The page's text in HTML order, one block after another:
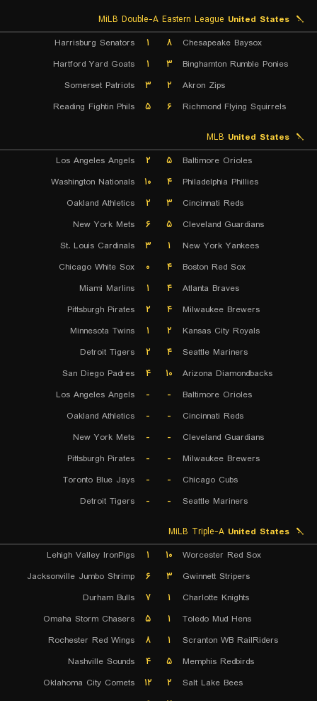
United States
Chesapeake Baysox
۸ ۱
Harrisburg Senators
Binghamton Rumble Ponies
۳ ۱
Hartford Yard Goats
Akron Zips
۲ ۳
Somerset Patriots
Richmond Flying Squirrels
۶ ۵ Reading Fightin Phils
United States
Baltimore Orioles
۵ ۲
Los Angeles Angels
Philadelphia Phillies
۴ ۱۰
Washington Nationals
Cincinnati Reds
۳ ۲
Oakland Athletics
Cleveland Guardians
۵ ۶
New York Mets
New York Yankees
۱ ۳
St. Louis Cardinals
Boston Red Sox
۴ ۰
Chicago White Sox
Atlanta Braves
۴ ۱
Miami Marlins
Milwaukee Brewers
۴ ۲
Pittsburgh Pirates
Kansas City Royals
۲ ۱
Minnesota Twins
Seattle Mariners
۴ ۲
Detroit Tigers
Arizona Diamondbacks
۱۰ ۴
San Diego Padres
Baltimore Orioles
-
-
Los Angeles Angels
Cincinnati Reds
-
-
Oakland Athletics
Cleveland Guardians
-
-
New York Mets
Milwaukee Brewers
-
-
Pittsburgh Pirates
Chicago Cubs
-
-
Toronto Blue Jays
Seattle Mariners
-
-
Detroit Tigers
United States
Worcester Red Sox
۱۰ ۱
Lehigh Valley IronPigs
Gwinnett Stripers
۳ ۶
Jacksonville Jumbo Shrimp
Charlotte Knights
۱ ۷
Durham Bulls
Toledo Mud Hens
۱ ۵
Omaha Storm Chasers
Scranton WB RailRiders
۱ ۸
Rochester Red Wings
Memphis Redbirds
۵ ۴
Nashville Sounds
Salt Lake Bees
۲ ۱۲
Oklahoma City Comets